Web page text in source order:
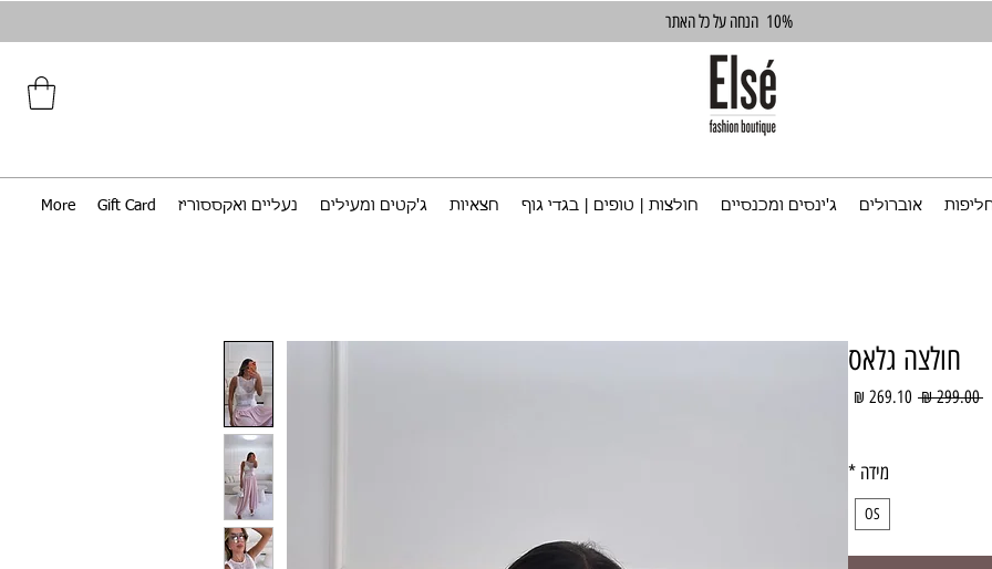
10% הנחה על כל האתר
אוברולים ג'ינסים ומכנסיים חולצות | טופים | בגדי גוף חצאיות ג'קטים ומעילים נעליים ואקססוריז Gift Card
More
חולצה גלאס
‏299.00 ‏₪
מחיר
מידה *
OS